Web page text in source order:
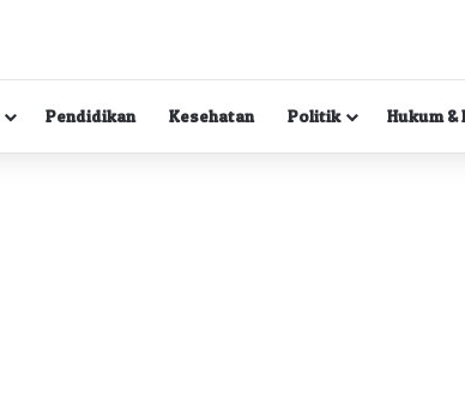
Pendidikan Kesehatan Politik Hukum &